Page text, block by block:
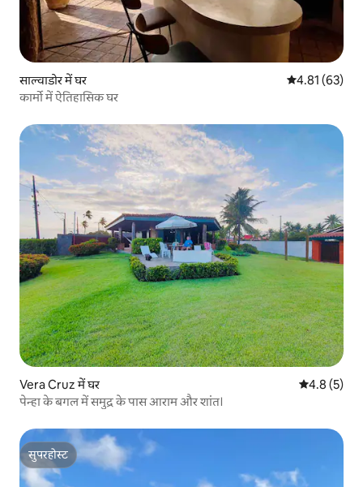
साल्वाडोर में घर औसत रेटिंग 5 में
4.81 (63)
कार्मो में ऐतिहासिक घर
Vera Cruz में घर औसत रेटिंग 5
4.8 (5)
पेन्हा के बगल में समुद्र के पास आराम और शांत।
सुपरहोस्ट
सुपरहोस्ट